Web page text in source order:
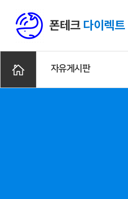
폰테크 다이렉트
자유게시판